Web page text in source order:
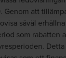
Genom att
såväl
som rabatten